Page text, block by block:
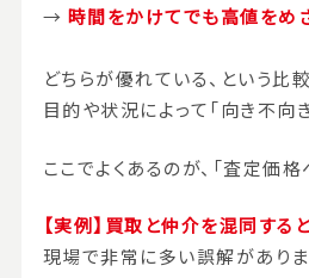
→ 時間をかけてでも高値をめ
どちらが優れている、という比
目的や状況によって「向き不向
ここでよくあるのが、「査定価格
【実例】買取と仲介を混同する
現場で非常に多い誤解がありま